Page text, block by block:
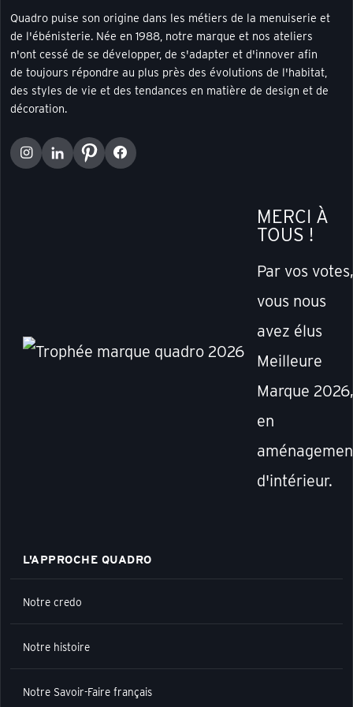
Quadro puise son origine dans les métiers de la menuiserie et
de l'ébénisterie. Née en 1988, notre marque et nos ateliers
n'ont cessé de se développer, de s'adapter et d'innover afin
de toujours répondre au plus près des évolutions de l'habitat,
des styles de vie et des tendances en matière de design et de
décoration.
MERCI À
TOUS !
Par vos votes,
vous nous
avez élus
Meilleure
Marque 2026,
en
d'intérieur.
L'APPROCHE QUADRO
Notre credo
Notre histoire
Notre Savoir-Faire français